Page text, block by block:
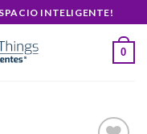
INTELIGENTE!
0